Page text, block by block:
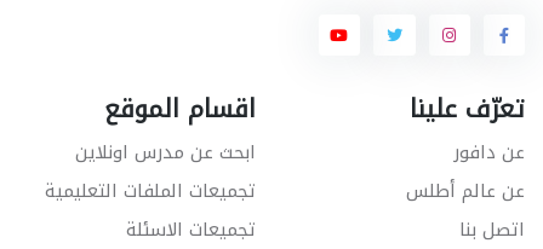
تعرّف علينا
عن دافور
عن عالم أطلس
اتصل بنا
اقسام الموقع
ابحث عن مدرس اونلاين
تجميعات الملفات التعليمية
تجميعات الاسئلة